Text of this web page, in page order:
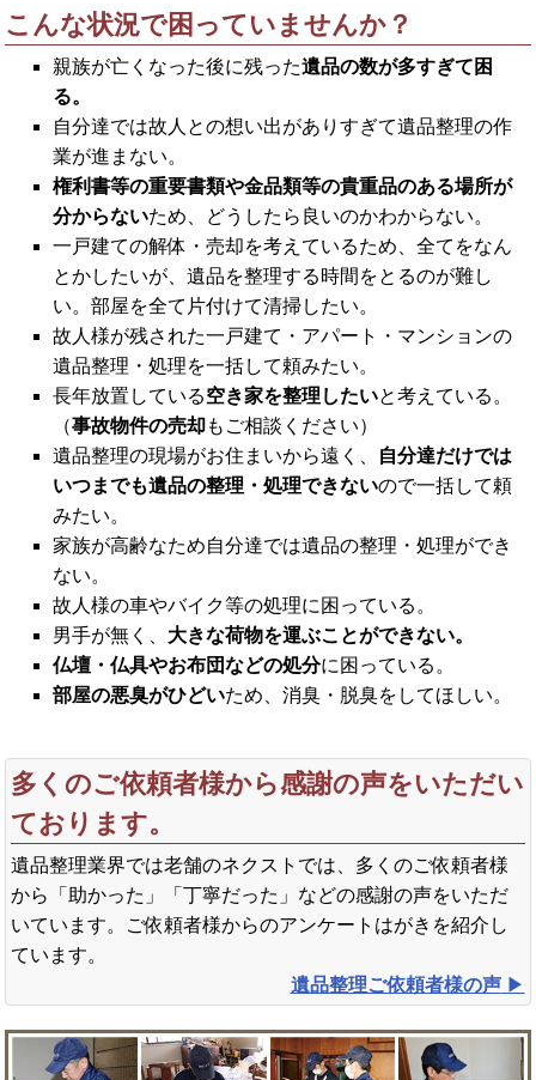
こんな状況で困っていませんか？
親族が亡くなった後に残った遺品の数が多すぎて困
る。
自分達では故人との想い出がありすぎて遺品整理の作
業が進まない。
権利書等の重要書類や金品類等の貴重品のある場所が
分からないため、どうしたら良いのかわからない。
一戸建ての解体・売却を考えているため、全てをなん
とかしたいが、遺品を整理する時間をとるのが難し
い。部屋を全て片付けて清掃したい。
故人様が残された一戸建て・アパート・マンションの
遺品整理・処理を一括して頼みたい。
長年放置している空き家を整理したいと考えている。
（事故物件の売却もご相談ください）
遺品整理の現場がお住まいから遠く、 自分達だけでは
いつまでも遺品の整理・処理できないので一括して頼
みたい。
家族が高齢なため自分達では遺品の整理・処理ができ
ない。
故人様の車やバイク等の処理に困っている。
男手が無く、 大きな荷物を運ぶことができない。
仏壇・仏具やお布団などの処分に困っている。
部屋の悪臭がひどいため、消臭・脱臭をしてほしい。
多くのご依頼者様から感謝の声をいただい
ております。
遺品整理業界では老舗のネクストでは、多くのご依頼者様
から「助かった」「丁寧だった」などの感謝の声をいただ
いています。ご依頼者様からのアンケートはがきを紹介し
ています。
遺品整理ご依頼者様の声▶︎